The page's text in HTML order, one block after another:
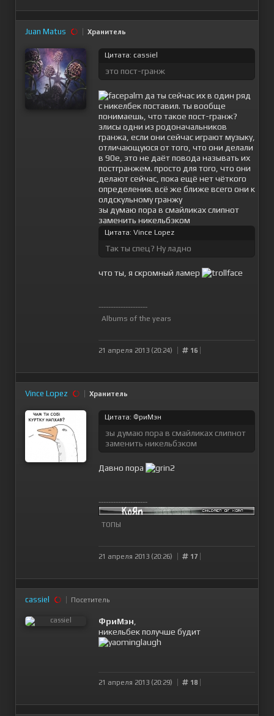
Juan Matus Хранитель
Цитата: cassiel
это пост-гранж
да ты сейчас их в один ряд
с никелбек поставил. ты вообще
понимаешь, что такое пост-гранж?
элисы одни из родоначальников
гранжа, если они сейчас играют музыку,
отличающуюся от того, что они делали
в 90е, это не даёт повода называть их
постгранжем. просто для того, что они
делают сейчас, пока ещё нет чёткого
определения. всё же ближе всего они к
олдскульному гранжу
зы думаю пора в смайликах слипнот
заменить никельбэком
Цитата: Vince Lopez
Так ты спец? Ну ладно
что ты, я скромный ламер
--------------------
Albums of the years
21 апреля 2013 (20:24) 16
Vince Lopez Хранитель
Цитата: ФриМэн
зы думаю пора в смайликах слипнот
заменить никельбэком
Давно пора
--------------------
ТОПЫ
21 апреля 2013 (20:26) 17
cassiel Посетитель
ФриМэн
никельбек получше будит
21 апреля 2013 (20:29) 18